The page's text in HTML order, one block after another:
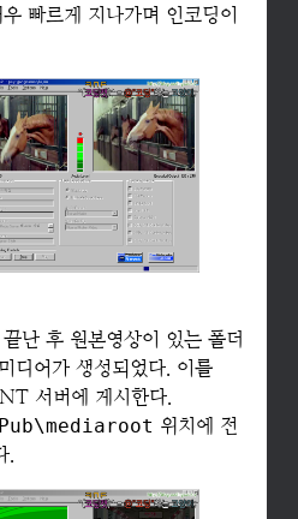
빠르게 지나가며 인코딩이
난 후 원본영상이 있는 폴더
디어가 생성되었다. 이를
서버에 게시한다.
위치에 전
.